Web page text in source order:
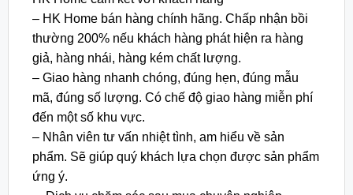
– HK Home bán hàng chính hãng. Chấp nhận bồi
thường 200% nếu khách hàng phát hiện ra hàng
giả, hàng nhái, hàng kém chất lượng.
– Giao hàng nhanh chóng, đúng hẹn, đúng mẫu
mã, đúng số lượng. Có chế độ giao hàng miễn phí
đến một số khu vực.
– Nhân viên tư vấn nhiệt tình, am hiểu về sản
phẩm. Sẽ giúp quý khách lựa chọn được sản phẩm
ứng ý.